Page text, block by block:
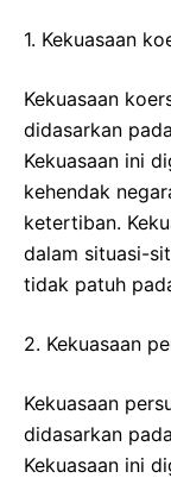
1. Kekuasaan
Kekuasaan
didasarkan
Kekuasaan ini
kehendak
ketertiban.
dalam situasi-
tidak patuh
2. Kekuasaan
Kekuasaan
didasarkan
Kekuasaan ini